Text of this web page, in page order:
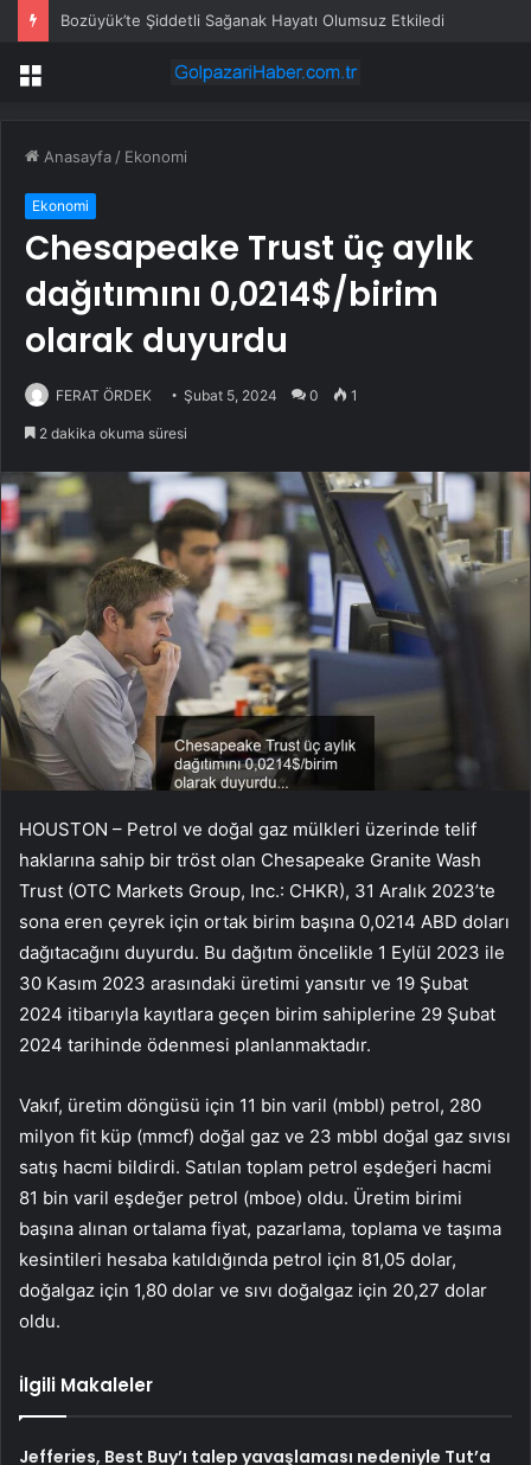
Bozüyük’te Şiddetli Sağanak Hayatı Olumsuz Etkiledi
Menü
Anasayfa / Ekonomi
Ekonomi
Chesapeake Trust üç aylık
dağıtımını 0,0214$/birim
olarak duyurdu
FERAT ÖRDEK Şubat 5, 2024 0 1
2 dakika okuma süresi
HOUSTON – Petrol ve doğal gaz mülkleri üzerinde telif
haklarına sahip bir tröst olan Chesapeake Granite Wash
Trust (OTC Markets Group, Inc.: CHKR), 31 Aralık 2023’te
sona eren çeyrek için ortak birim başına 0,0214 ABD doları
dağıtacağını duyurdu. Bu dağıtım öncelikle 1 Eylül 2023 ile
30 Kasım 2023 arasındaki üretimi yansıtır ve 19 Şubat
2024 itibarıyla kayıtlara geçen birim sahiplerine 29 Şubat
2024 tarihinde ödenmesi planlanmaktadır.
Vakıf, üretim döngüsü için 11 bin varil (mbbl) petrol, 280
milyon fit küp (mmcf) doğal gaz ve 23 mbbl doğal gaz sıvısı
satış hacmi bildirdi. Satılan toplam petrol eşdeğeri hacmi
81 bin varil eşdeğer petrol (mboe) oldu. Üretim birimi
başına alınan ortalama fiyat, pazarlama, toplama ve taşıma
kesintileri hesaba katıldığında petrol için 81,05 dolar,
doğalgaz için 1,80 dolar ve sıvı doğalgaz için 20,27 dolar
oldu.
İlgili Makaleler
Jefferies, Best Buy’ı talep yavaşlaması nedeniyle Tut’a